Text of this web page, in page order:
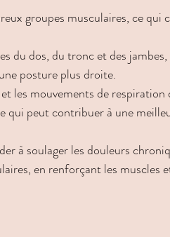
groupes musculaires, ce qui
du dos, du tronc et des jambes,
posture plus droite.
les mouvements de respiration
qui peut contribuer à une
à soulager les douleurs
en renforçant les muscles